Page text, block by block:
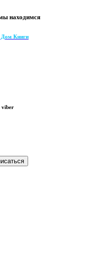
находимся
Дом Книги
viber